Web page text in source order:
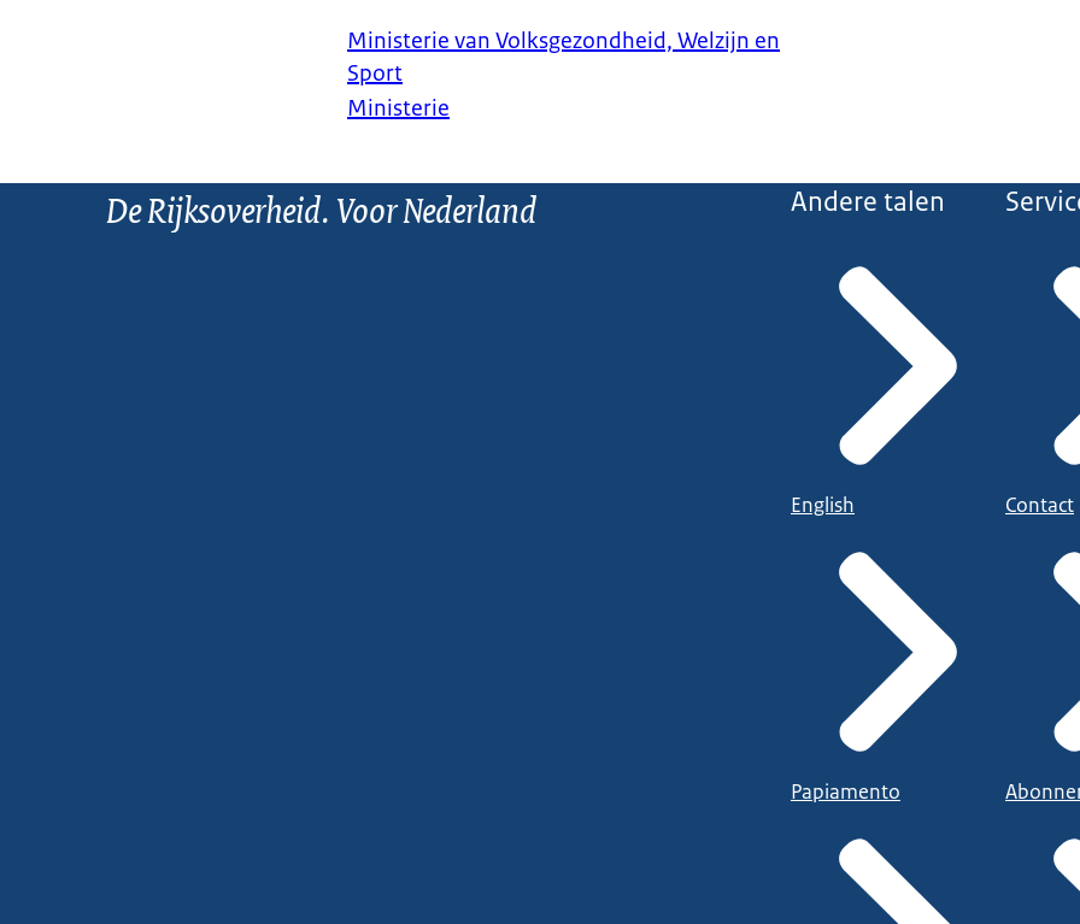
Ministerie van Volksgezondheid, Welzijn en
Sport
Ministerie
De Rijksoverheid. Voor Nederland Andere talen
English
Papiamento
Contact